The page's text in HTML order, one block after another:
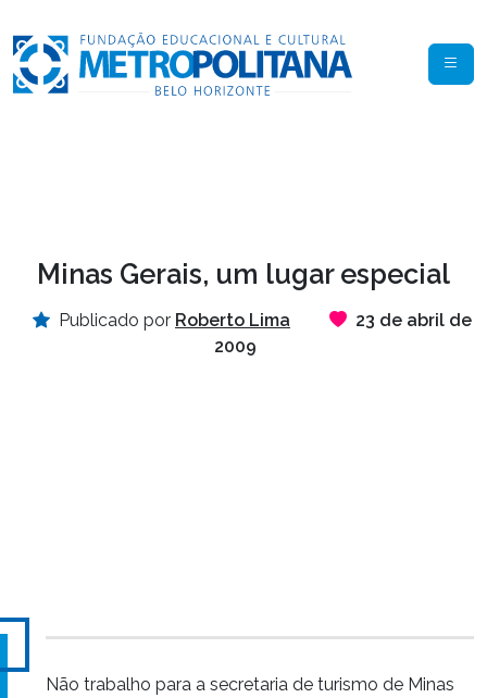
Minas Gerais, um lugar especial
Publicado por Roberto Lima
23 de abril de
2009
Não trabalho para a secretaria de turismo de Minas